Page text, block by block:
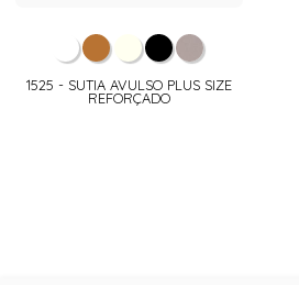
1525 - SUTIA AVULSO PLUS SIZE
REFORÇADO